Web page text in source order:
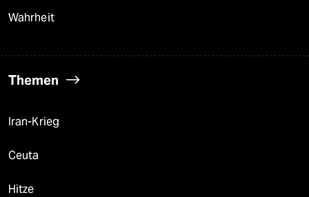
Wahrheit
Themen
Iran-Krieg
Ceuta
Hitze